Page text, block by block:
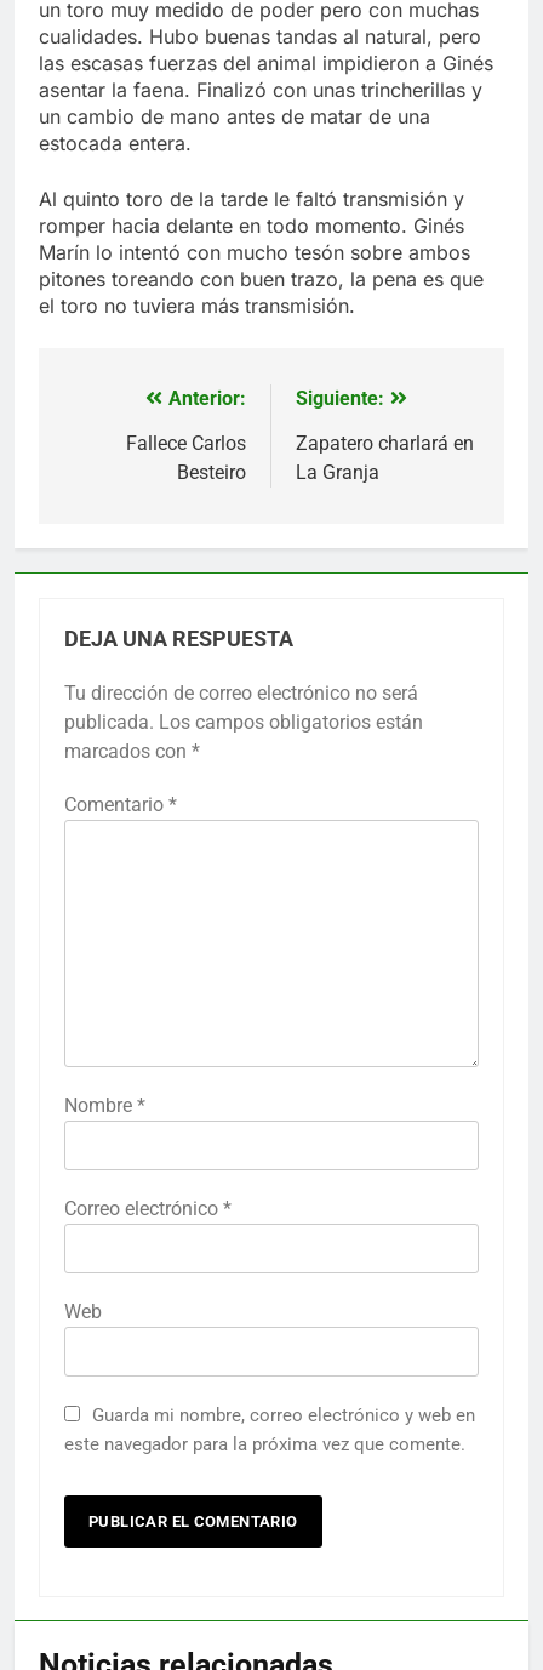
un toro muy medido de poder pero con muchas
cualidades. Hubo buenas tandas al natural, pero
las escasas fuerzas del animal impidieron a Ginés
asentar la faena. Finalizó con unas trincherillas y
un cambio de mano antes de matar de una
estocada entera.
Al quinto toro de la tarde le faltó transmisión y
romper hacia delante en todo momento. Ginés
Marín lo intentó con mucho tesón sobre ambos
pitones toreando con buen trazo, la pena es que
el toro no tuviera más transmisión.
Navegación
Anterior:
Fallece Carlos
Besteiro
Siguiente:
Zapatero charlará en
La Granja
DEJA UNA RESPUESTA
Tu dirección de correo electrónico no será
publicada. Los campos obligatorios están
marcados con *
Comentario *
Nombre *
Correo electrónico *
Web
Guarda mi nombre, correo electrónico y web en
este navegador para la próxima vez que comente.